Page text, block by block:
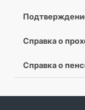
Справка о
Справка о